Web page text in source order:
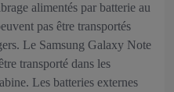
alimentés par batterie au
pas être transportés
Le Samsung Galaxy Note
transporté dans les
Les batteries externes